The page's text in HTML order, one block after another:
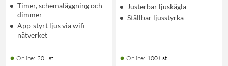
Timer, schemaläggning och
dimmer
App-styrt ljus via wifi-
nätverket
Online: 20+ st
Justerbar ljuskägla
Ställbar ljusstyrka
Online: 100+ st